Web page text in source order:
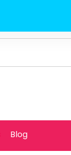
Blog